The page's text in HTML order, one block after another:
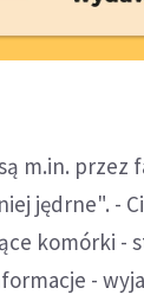
m.in. przez
jędrne". -
komórki -
-